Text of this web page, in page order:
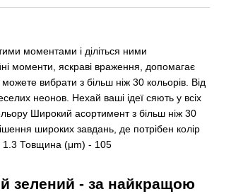
моментами і діліться ними
моменти, яскраві враження, допомагає
вибрати з більш ніж 30 кольорів. Від
неонов. Нехай ваші ідеї сяють у всіх
Широкий асортимент з більш ніж 30
широких завдань, де потрібен колір
1.3 Товщина (μm) - 105
зелений - за найкращою